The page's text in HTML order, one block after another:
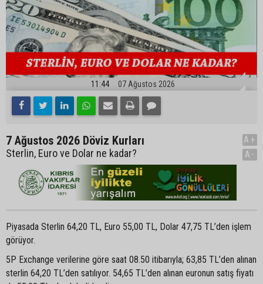
11:44 07 Ağustos 2026
7 Ağustos 2026 Döviz Kurları
Sterlin, Euro ve Dolar ne kadar?
A+
A-
Piyasada Sterlin 64,20 TL, Euro 55,00 TL, Dolar 47,75 TL’den işlem
görüyor.
5P Exchange verilerine göre saat 08.50 itibarıyla; 63,85 TL’den alınan
sterlin 64,20 TL’den satılıyor. 54,65 TL’den alınan euronun satış fiyatı